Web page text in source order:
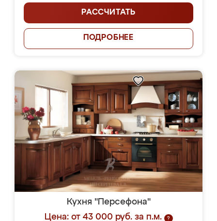
РАССЧИТАТЬ
ПОДРОБНЕЕ
Кухня "Персефона"
Цена: от 43 000 руб. за п.м.
?